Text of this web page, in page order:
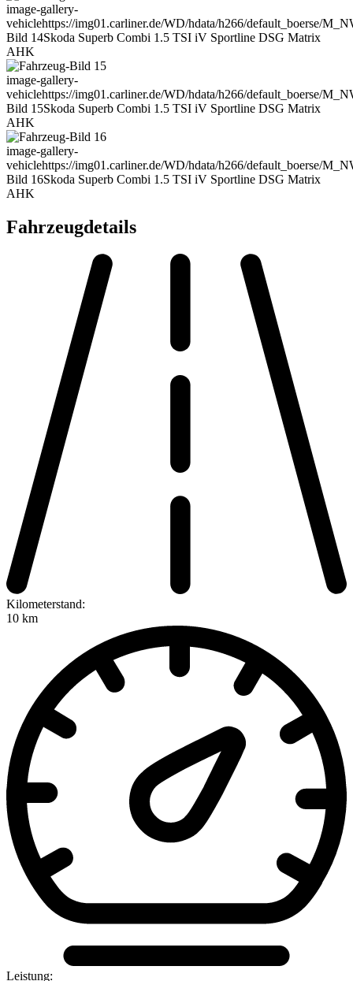
image-gallery-
vehiclehttps://img01.carliner.de/WD/hdata/h266/default_boerse/
Bild 14Skoda Superb Combi 1.5 TSI iV Sportline DSG Matrix
AHK
image-gallery-
vehiclehttps://img01.carliner.de/WD/hdata/h266/default_boerse/
Bild 15Skoda Superb Combi 1.5 TSI iV Sportline DSG Matrix
AHK
image-gallery-
vehiclehttps://img01.carliner.de/WD/hdata/h266/default_boerse/
Bild 16Skoda Superb Combi 1.5 TSI iV Sportline DSG Matrix
AHK
Fahrzeugdetails
Kilometerstand:
10 km
Leistung: